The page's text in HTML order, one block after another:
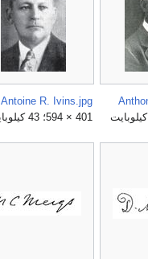
Antoine R. Ivins.jpg
401 × 594؛ 43 كيلوبايت